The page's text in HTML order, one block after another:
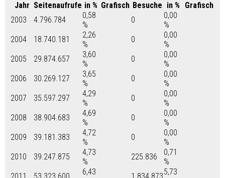
Jahr Seitenaufrufe in % Grafisch Besuche in %
Grafisch
2003
4.796.784
0,58
%
0
0,00
%
2004
18.740.181
2,26
%
0
0,00
%
2005
29.874.657
3,60
%
0
0,00
%
2006
30.269.127
3,65
%
0
0,00
%
2007
35.597.297
4,29
%
0
0,00
%
2008
38.904.683
4,69
%
0
0,00
%
2009
39.181.383
4,72
%
0
0,00
%
2010
39.247.875
4,73
%
225.836
0,71
%
6,43
5,73